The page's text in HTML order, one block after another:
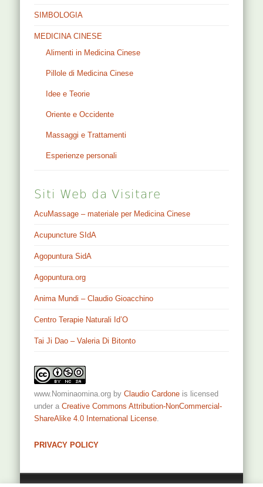
SIMBOLOGIA
MEDICINA CINESE
Alimenti in Medicina Cinese
Pillole di Medicina Cinese
Idee e Teorie
Oriente e Occidente
Massaggi e Trattamenti
Esperienze personali
Siti Web da Visitare
AcuMassage – materiale per Medicina Cinese
Acupuncture SIdA
Agopuntura SidA
Agopuntura.org
Anima Mundi – Claudio Gioacchino
Centro Terapie Naturali Id’O
Tai Ji Dao – Valeria Di Bitonto
www.Nominaomina.org byClaudio Cardone is licensed
under aCreative Commons Attribution-NonCommercial-
ShareAlike 4.0 International License.
PRIVACY POLICY